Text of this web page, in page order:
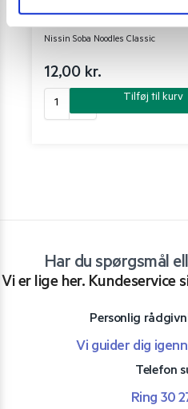
INSTANT NUDLER & KOPNUDLER
Nissin Soba Noodles Classic
12,00 kr.
Tilføj til kurv
Har du spørgsmål
Vi er lige her.
Personlig
Vi guider dig
Telefon
Ring 30